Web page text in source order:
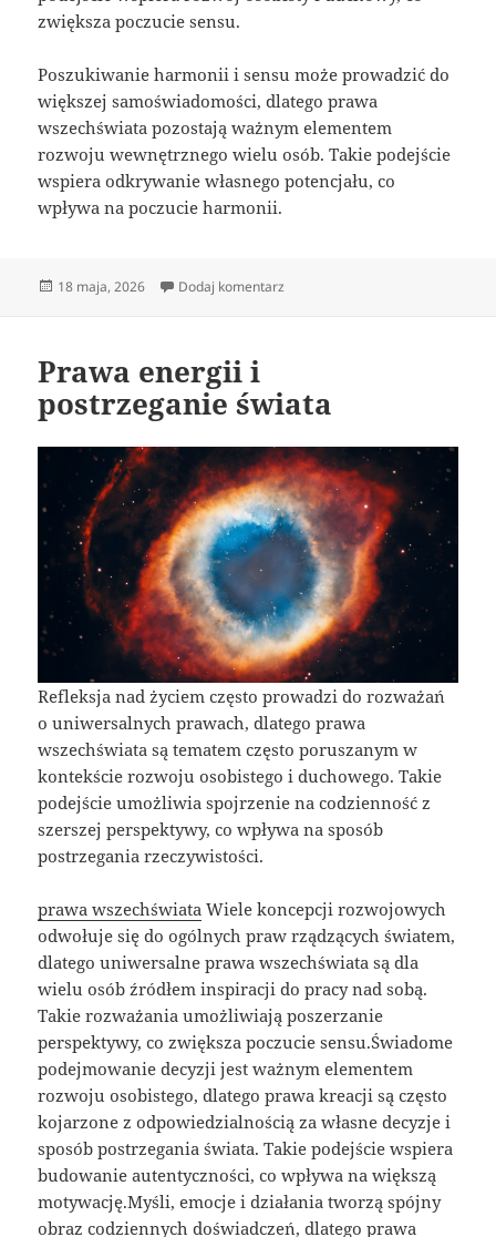
zwiększa poczucie sensu.
Poszukiwanie harmonii i sensu może prowadzić do
większej samoświadomości, dlatego prawa
wszechświata pozostają ważnym elementem
rozwoju wewnętrznego wielu osób. Takie podejście
wspiera odkrywanie własnego potencjału, co
wpływa na poczucie harmonii.
Data
18 maja, 2026 Dodaj komentarz
Prawa energii i
postrzeganie świata
Refleksja nad życiem często prowadzi do rozważań
o uniwersalnych prawach, dlatego prawa
wszechświata są tematem często poruszanym w
kontekście rozwoju osobistego i duchowego. Takie
podejście umożliwia spojrzenie na codzienność z
szerszej perspektywy, co wpływa na sposób
postrzegania rzeczywistości.
prawa wszechświata Wiele koncepcji rozwojowych
odwołuje się do ogólnych praw rządzących światem,
dlatego uniwersalne prawa wszechświata są dla
wielu osób źródłem inspiracji do pracy nad sobą.
Takie rozważania umożliwiają poszerzanie
perspektywy, co zwiększa poczucie sensu.Świadome
podejmowanie decyzji jest ważnym elementem
rozwoju osobistego, dlatego prawa kreacji są często
kojarzone z odpowiedzialnością za własne decyzje i
sposób postrzegania świata. Takie podejście wspiera
budowanie autentyczności, co wpływa na większą
motywację.Myśli, emocje i działania tworzą spójny
obraz codziennych doświadczeń, dlatego prawa